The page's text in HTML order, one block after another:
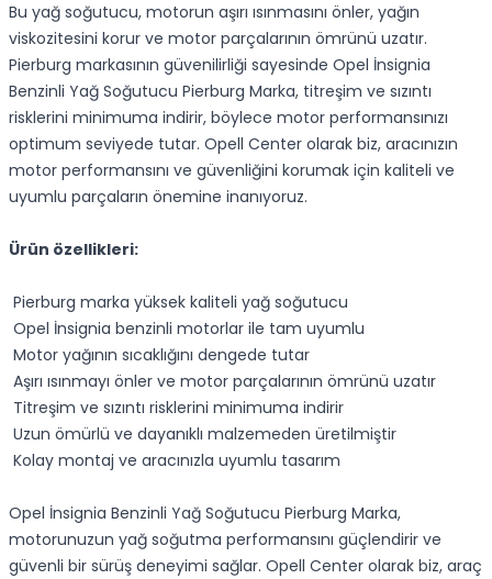
Bu yağ soğutucu, motorun aşırı ısınmasını önler, yağın
viskozitesini korur ve motor parçalarının ömrünü uzatır.
Pierburg markasının güvenilirliği sayesinde Opel İnsignia
Benzinli Yağ Soğutucu Pierburg Marka, titreşim ve sızıntı
risklerini minimuma indirir, böylece motor performansınızı
optimum seviyede tutar. Opell Center olarak biz, aracınızın
motor performansını ve güvenliğini korumak için kaliteli ve
uyumlu parçaların önemine inanıyoruz.
Ürün özellikleri:
Pierburg marka yüksek kaliteli yağ soğutucu
Opel İnsignia benzinli motorlar ile tam uyumlu
Motor yağının sıcaklığını dengede tutar
Aşırı ısınmayı önler ve motor parçalarının ömrünü uzatır
Titreşim ve sızıntı risklerini minimuma indirir
Uzun ömürlü ve dayanıklı malzemeden üretilmiştir
Kolay montaj ve aracınızla uyumlu tasarım
Opel İnsignia Benzinli Yağ Soğutucu Pierburg Marka,
motorunuzun yağ soğutma performansını güçlendirir ve
güvenli bir sürüş deneyimi sağlar. Opell Center olarak biz, araç